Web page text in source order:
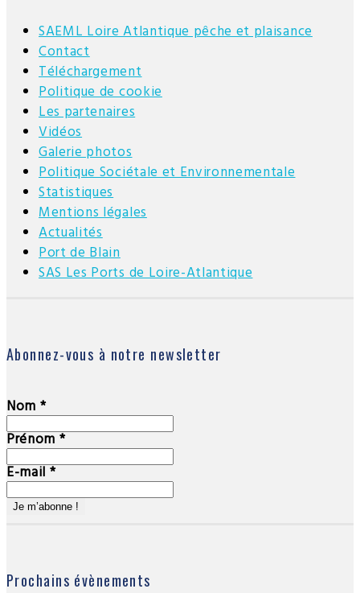
SAEML Loire Atlantique pêche et plaisance
Contact
Téléchargement
Politique de cookie
Les partenaires
Vidéos
Galerie photos
Politique Sociétale et Environnementale
Statistiques
Mentions légales
Actualités
Port de Blain
SAS Les Ports de Loire-Atlantique
Abonnez-vous à notre newsletter
Nom *
Prénom *
E-mail *
Prochains évènements